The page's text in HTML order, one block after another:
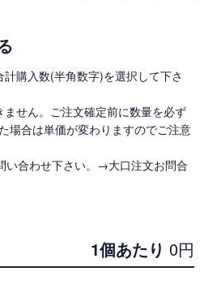
購入数(半角数字)を選択して下さ
せん。ご注文確定前に数量を必ず
場合は単価が変わりますのでご注意
合わせ下さい。 →大口注文お問合
1個あたり 0円